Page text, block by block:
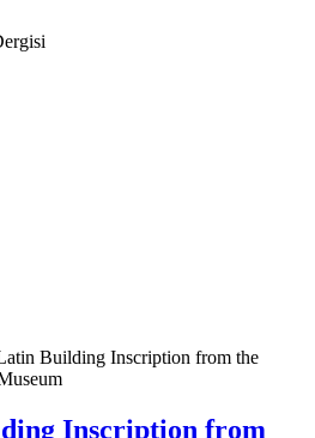
Building Inscription from the
Inscription from